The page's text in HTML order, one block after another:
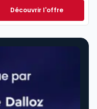
Découvrir l'offreNavis Comptable
Dès